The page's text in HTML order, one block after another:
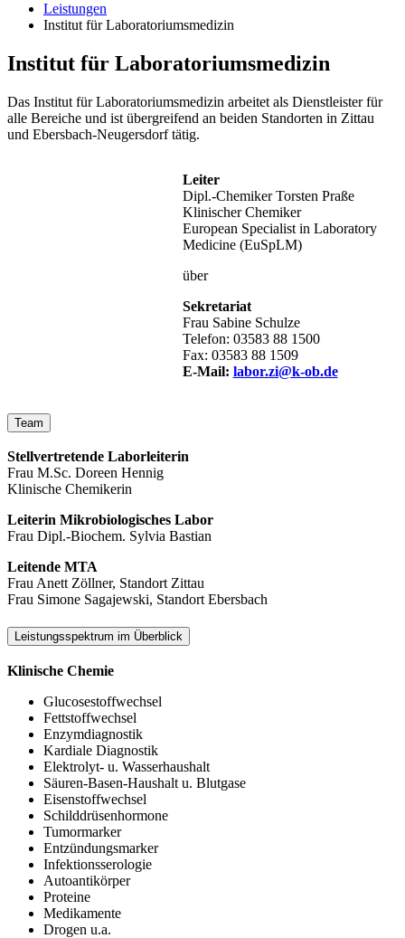
Leistungen
Institut für Laboratoriumsmedizin
Institut für Laboratoriumsmedizin
Das Institut für Laboratoriumsmedizin arbeitet als Dienstleister für
alle Bereiche und ist übergreifend an beiden Standorten in Zittau
und Ebersbach-Neugersdorf tätig.
Leiter
Dipl.-Chemiker Torsten Praße
Klinischer Chemiker
European Specialist in Laboratory
Medicine (EuSpLM)
über
Sekretariat
Frau Sabine Schulze
Telefon: 03583 88 1500
Fax: 03583 88 1509
E-Mail: labor.zi@k-ob.de
Team
Stellvertretende Laborleiterin
Frau M.Sc. Doreen Hennig
Klinische Chemikerin
Leiterin Mikrobiologisches Labor
Frau Dipl.-Biochem. Sylvia Bastian
Leitende MTA
Frau Anett Zöllner, Standort Zittau
Frau Simone Sagajewski, Standort Ebersbach
Leistungsspektrum im Überblick
Klinische Chemie
Glucosestoffwechsel
Fettstoffwechsel
Enzymdiagnostik
Kardiale Diagnostik
Elektrolyt- u. Wasserhaushalt
Säuren-Basen-Haushalt u. Blutgase
Eisenstoffwechsel
Schilddrüsenhormone
Tumormarker
Entzündungsmarker
Infektionsserologie
Autoantikörper
Proteine
Medikamente
Drogen u.a.